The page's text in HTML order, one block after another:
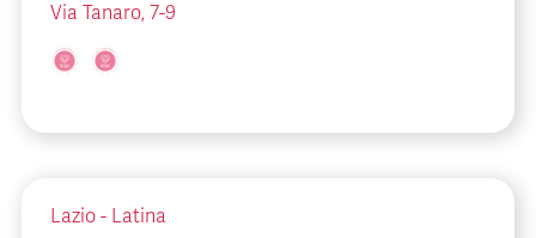
Via Tanaro, 7-9
Lazio - Latina